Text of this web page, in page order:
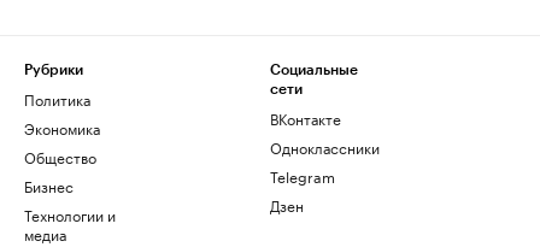
Рубрики
Политика
Экономика
Общество
Бизнес
Технологии и
медиа
Социальные
сети
ВКонтакте
Одноклассники
Telegram
Дзен